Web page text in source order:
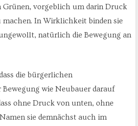
Grünen, vorgeblich um darin Druck
machen. In Wirklichkeit binden sie
natürlich die Bewegung an
die bürgerlichen
wie Neubauer darauf
ohne Druck von unten, ohne
sie demnächst auch im